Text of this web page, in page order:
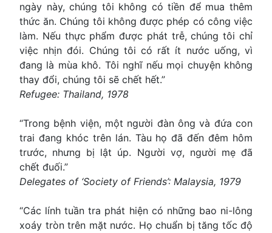
ngày này, chúng tôi không có tiền để mua thêm
thức ăn. Chúng tôi không được phép có công việc
làm. Nếu thực phẩm được phát trễ, chúng tôi chỉ
việc nhịn đói. Chúng tôi có rất ít nước uống, vì
đang là mùa khô. Tôi nghĩ nếu mọi chuyện không
thay đổi, chúng tôi sẽ chết hết.”
Refugee: Thailand, 1978
“Trong bệnh viện, một người đàn ông và đứa con
trai đang khóc trên lán. Tàu họ đã đến đêm hôm
trước, nhưng bị lật úp. Người vợ, người mẹ đã
chết đuối.”
Delegates of ‘Society of Friends’: Malaysia, 1979
“Các lính tuần tra phát hiện có những bao ni-lông
xoáy tròn trên mặt nước. Họ chuẩn bị tăng tốc độ